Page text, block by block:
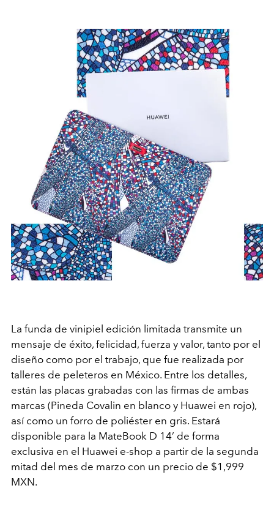
La funda de vinipiel edición limitada transmite un
mensaje de éxito, felicidad, fuerza y valor, tanto por el
diseño como por el trabajo, que fue realizada por
talleres de peleteros en México. Entre los detalles,
están las placas grabadas con las firmas de ambas
marcas (Pineda Covalin en blanco y Huawei en rojo),
así como un forro de poliéster en gris. Estará
disponible para la MateBook D 14’ de forma
exclusiva en el Huawei e-shop a partir de la segunda
mitad del mes de marzo con un precio de $1,999
MXN.